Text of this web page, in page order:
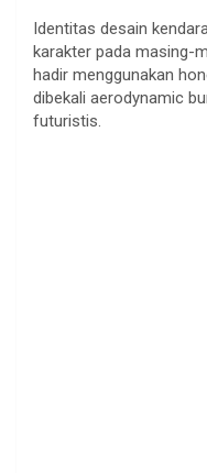
Identitas desain
karakter pada masing-
hadir menggunakan
dibekali aerodynamic
futuristis.